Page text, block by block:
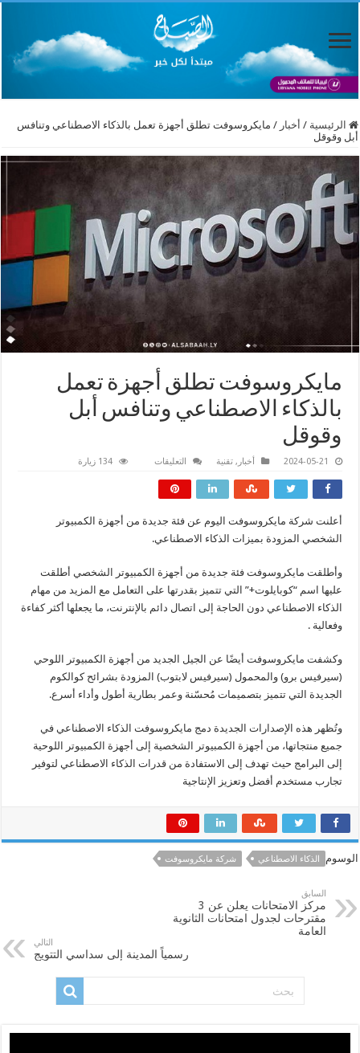
الرئيسية / أخبار / مايكروسوفت تطلق أجهزة تعمل بالذكاء الاصطناعي وتنافس
أبل وقوقل
مايكروسوفت تطلق أجهزة تعمل
بالذكاء الاصطناعي وتنافس أبل
وقوقل
2024-05-21 أخبار ,تقنية التعليقات
الاصطناعي
أبل
134 زيارة
أعلنت شركة مايكروسوفت اليوم عن فئة جديدة من أجهزة الكمبيوتر
الشخصي المزودة بميزات الذكاء الاصطناعي.
وأطلقت مايكروسوفت فئة جديدة من أجهزة الكمبيوتر الشخصي أطلقت
عليها اسم “كوبايلوت+” التي تتميز بقدرتها على التعامل مع المزيد من مهام
الذكاء الاصطناعي دون الحاجة إلى اتصال دائم بالإنترنت، ما يجعلها أكثر كفاءة
وفعالية .
وكشفت مايكروسوفت أيضًا عن الجيل الجديد من أجهزة الكمبيوتر اللوحي
(سيرفيس برو) والمحمول (سيرفيس لابتوب) المزودة بشرائح كوالكوم
الجديدة التي تتميز بتصميمات مُحسّنة وعمر بطارية أطول وأداء أسرع.
وتُظهر هذه الإصدارات الجديدة دمج مايكروسوفت الذكاء الاصطناعي في
جميع منتجاتها، من أجهزة الكمبيوتر الشخصية إلى أجهزة الكمبيوتر اللوحية
إلى البرامج حيث تهدف إلى الاستفادة من قدرات الذكاء الاصطناعي لتوفير
تجارب مستخدم أفضل وتعزيز الإنتاجية
الوسوم الذكاء الاصطناعي شركة مايكروسوفت
السابق
مركز الامتحانات يعلن عن 3
مقترحات لجدول امتحانات الثانوية
العامة
التالي
رسمياً المدينة إلى سداسي التتويج